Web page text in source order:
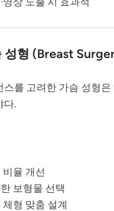
형 (Breast
스를 고려한 가슴 성형은
다.
비율 개선
보형물 선택
체형 맞춤 설계